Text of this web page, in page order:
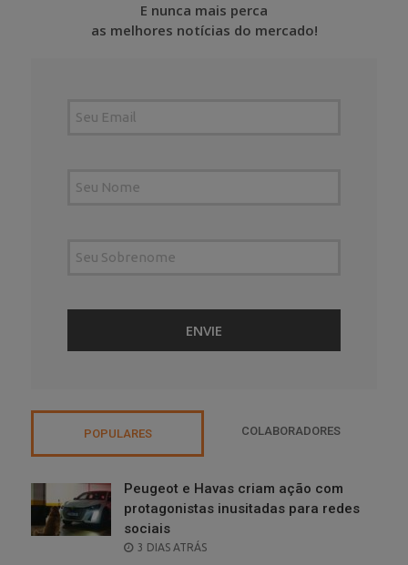
E nunca mais perca
as melhores notícias do mercado!
POPULARES COLABORADORES
Peugeot e Havas criam ação com
protagonistas inusitadas para redes
sociais
POSTED
3 DIAS ATRÁS